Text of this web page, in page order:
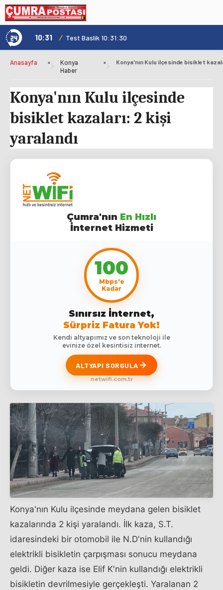
Genç Kültür Kart ile Konya'da Üniversite Yaşamı Daha Avantajlı 10:31 / Test Baslik 10:31:30
Anasayfa »
Konya
Haber
»
Konya'nın Kulu ilçesinde
bisiklet kazaları: 2 kişi
yaralandı
Çumra'nın En Hızlı
İnternet Hizmeti
100
Mbps'e
Kadar
Sınırsız İnternet,
Sürpriz Fatura Yok!
Kendi altyapımız ve son teknoloji ile
evinize özel kesintisiz internet.
ALTYAPI SORGULA
netwifi.com.tr
Konya'nın Kulu ilçesinde meydana gelen bisiklet
kazalarında 2 kişi yaralandı. İlk kaza, S.T.
idaresindeki bir otomobil ile N.D'nin kullandığı
elektrikli bisikletin çarpışması sonucu meydana
geldi. Diğer kaza ise Elif K'nin kullandığı elektrikli
bisikletin devrilmesiyle gerçekleşti. Yaralanan 2